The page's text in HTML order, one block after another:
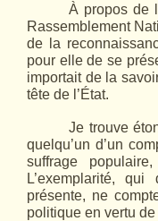
À propos de
Rassemblement
de la
pour elle de se
importait de la
tête de l’État.
Je trouve
quelqu’un d’un
suffrage
L’exemplarité,
présente, ne
politique en vertu